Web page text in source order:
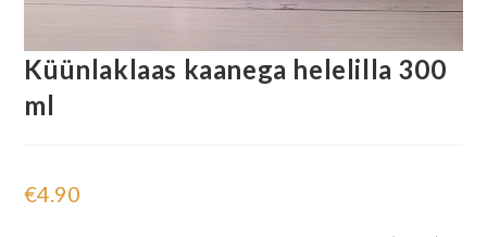
Küünlaklaas kaanega helelilla 300
ml
€4.90